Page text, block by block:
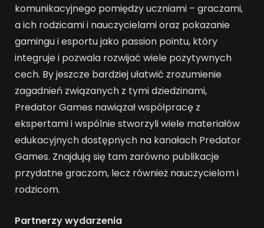
komunikacyjnego pomiędzy uczniami – graczami,
a ich rodzicami i nauczycielami oraz pokazanie
gamingu i esportu jako passion pointu, który
integruje i pozwala rozwijać wiele pozytywnych
cech. By jeszcze bardziej ułatwić zrozumienie
zagadnień związanych z tymi dziedzinami,
Predator Games nawiązał współpracę z
ekspertami i wspólnie stworzyli wiele materiałów
edukacyjnych dostępnych na kanałach Predator
Games. Znajdują się tam zarówno publikacje
przydatne graczom, lecz również nauczycielom i
rodzicom.
Partnerzy wydarzenia